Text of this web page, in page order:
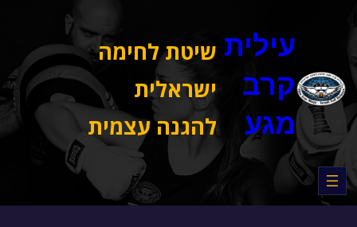
לתוכן
עילית
קרב
מגע
שיטת לחימה
ישראלית
להגנה עצמית